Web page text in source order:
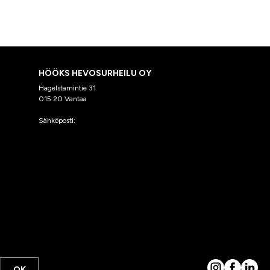
HÖÖKS HEVOSURHEILU OY
Hagelstamintie 31
015 20 Vantaa
Sähköposti: